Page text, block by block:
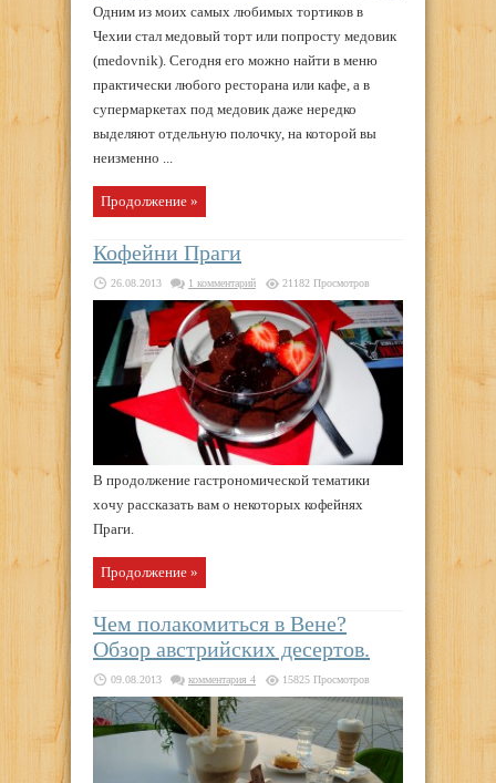
Одним из моих самых любимых тортиков в
Чехии стал медовый торт или попросту медовик
(medovnik). Сегодня его можно найти в меню
практически любого ресторана или кафе, а в
супермаркетах под медовик даже нередко
выделяют отдельную полочку, на которой вы
неизменно ...
Продолжение »
Кофейни Праги
26.08.2013 1 комментарий 21182 Просмотров
В продолжение гастрономической тематики
хочу рассказать вам о некоторых кофейнях
Праги.
Продолжение »
Чем полакомиться в Вене?
Обзор австрийских десертов.
09.08.2013 комментария 4 15825 Просмотров